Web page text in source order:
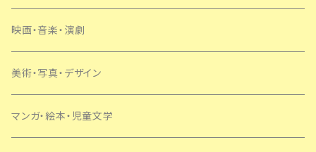
SF・ミステリー
映画・音楽・演劇
美術・写真・デザイン
マンガ・絵本・児童文学